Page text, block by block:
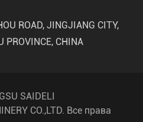
ROAD, JINGJIANG CITY,
PROVINCE, CHINA
SAIDELI
CO.,LTD. Все права